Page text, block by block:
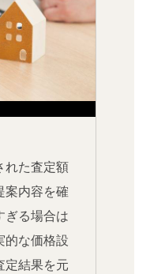
れた査定額
案内容を確
ぎる場合は
的な価格設
定結果を元